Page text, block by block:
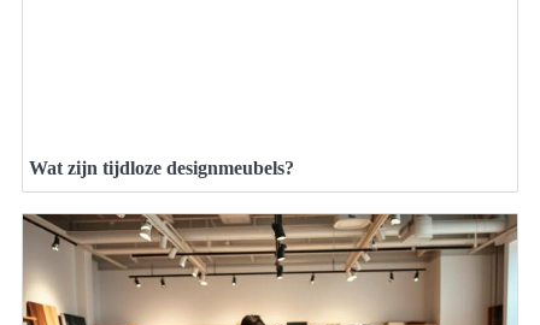
Wat zijn tijdloze designmeubels?